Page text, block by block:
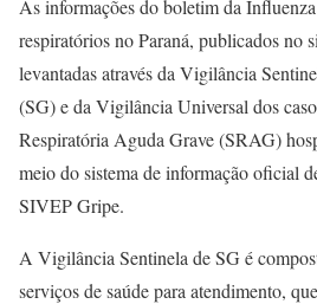
As informações do boletim da
respiratórios no Paraná, publicados no
levantadas através da Vigilância
(SG) e da Vigilância Universal dos
Respiratória Aguda Grave (SRAG)
meio do sistema de informação oficial
SIVEP Gripe.
A Vigilância Sentinela de SG é
serviços de saúde para atendimento,